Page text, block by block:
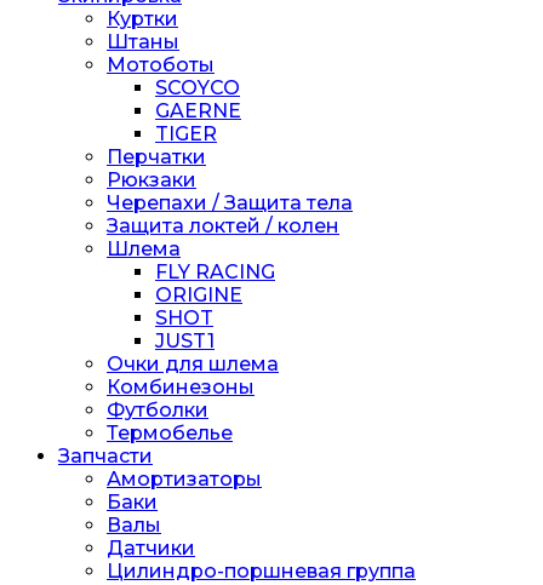
Куртки
Штаны
Мотоботы
SCOYCO
GAERNE
TIGER
Перчатки
Рюкзаки
Черепахи / Защита тела
Защита локтей / колен
Шлема
FLY RACING
ORIGINE
SHOT
JUST1
Очки для шлема
Комбинезоны
Футболки
Термобелье
Запчасти
Амортизаторы
Баки
Валы
Датчики
Цилиндро-поршневая группа